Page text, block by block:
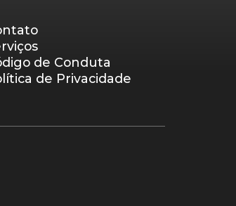
de Conduta
de Privacidade